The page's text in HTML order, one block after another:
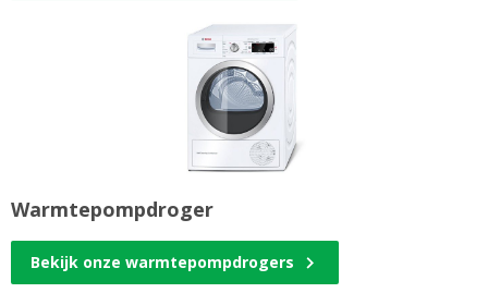
Warmtepompdroger
Bekijk onze warmtepompdrogers